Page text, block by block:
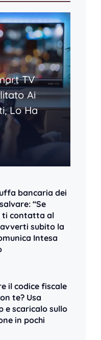
TV
Ai
Lo Ha
bancaria dei
“Se
ti contatta al
subito la
Intesa
il codice fiscale
te? Usa
e scaricalo sullo
in pochi